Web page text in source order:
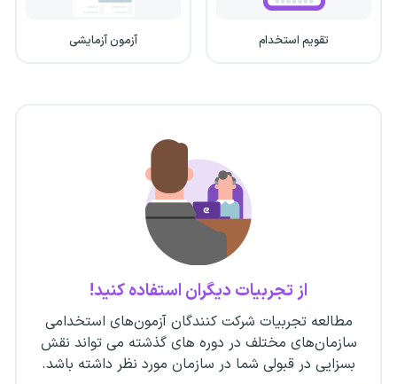
تقویم استخدام آزمون آزمایشی
از تجربیات دیگران استفاده کنید!
مطالعه تجربیات شرکت کنندگان آزمون‌های استخدامی
سازمان‌های مختلف در دوره های گذشته می تواند نقش
بسزایی در قبولی شما در سازمان مورد نظر داشته باشد.